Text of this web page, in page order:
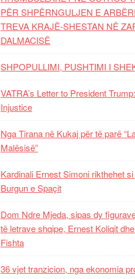
PËR SHPËRNGULJEN E
TREVA KRAJË-SHESTAN NË
DALMACISË
SHPOPULLIMI, PUSHTIMI I
VATRA’s Letter to President
Injustice
Nga Tirana në Kukaj për të parë
Malësisë”
Kardinali Ernest Simoni rikthehet
Burgun e Spaçit
Dom Ndre Mjeda, sipas dy
të letrave shqipe, Ernest Koliqit
Fishta
36 vjet tranzicion, nga ekonomia